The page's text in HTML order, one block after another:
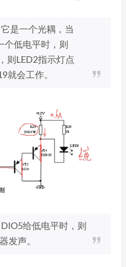
它是一个光耦，当
个低电平时，则
则LED2指示灯点
就会工作。
DIO5给低电平时，则
发声。